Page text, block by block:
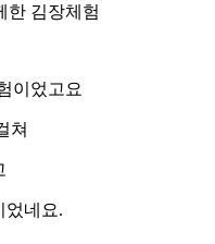
한 김장체험
이었고요
쳐
었네요.